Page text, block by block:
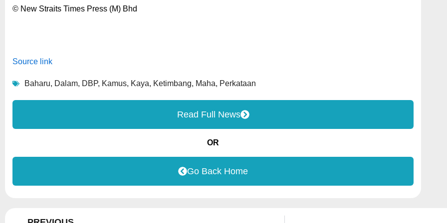
© New Straits Times Press (M) Bhd
Source link
Baharu, Dalam, DBP, Kamus, Kaya, Ketimbang, Maha, Perkataan
Read Full News
OR
Go Back Home